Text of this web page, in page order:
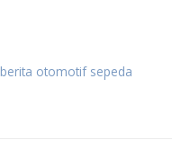
berita otomotif sepeda